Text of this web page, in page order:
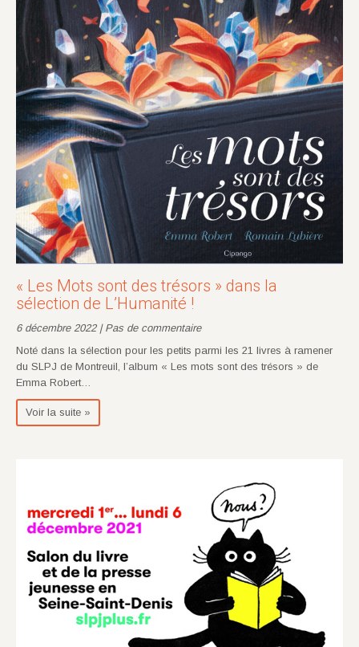
« Les Mots sont des trésors » dans la
sélection de L’Humanité !
6 décembre 2022 | Pas de commentaire
Noté dans la sélection pour les petits parmi les 21 livres à ramener
du SLPJ de Montreuil, l’album « Les mots sont des trésors » de
Emma Robert…
Voir la suite »